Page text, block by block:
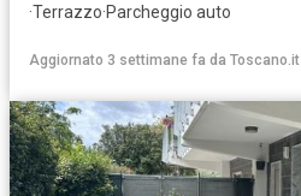
·Terrazzo·Parcheggio auto
Aggiornato 3 settimane fa da Toscano.it